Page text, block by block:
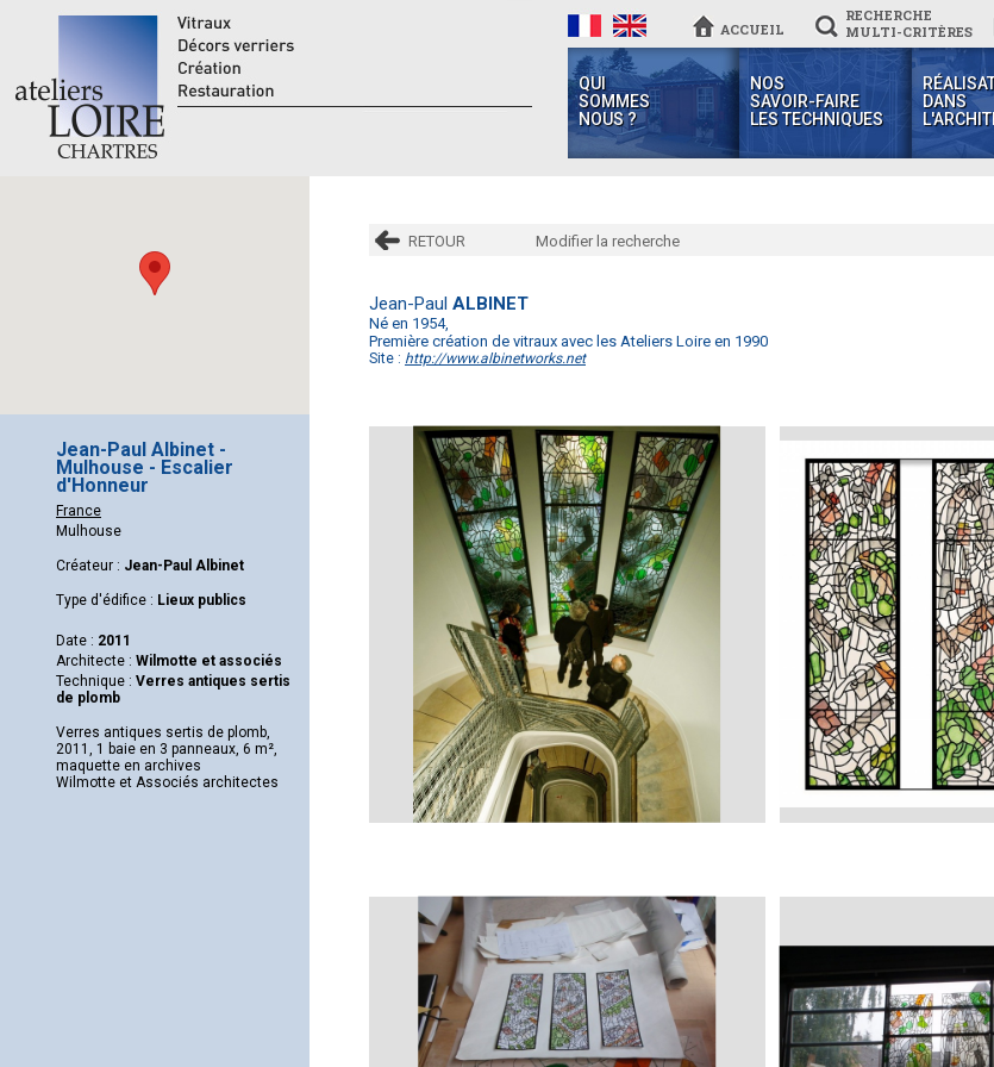
ACCUEIL
RECHERCHE
MULTI-CRITÈRES
QUI
SOMMES
NOUS ?
NOS
SAVOIR-FAIRE
LES TECHNIQUES
DANS
Jean-Paul Albinet -
Mulhouse - Escalier
d'Honneur
France
Mulhouse
Créateur : Jean-Paul Albinet
Type d'édifice : Lieux publics
Date : 2011
Architecte : Wilmotte et associés
Technique : Verres antiques sertis
de plomb
Verres antiques sertis de plomb,
2011, 1 baie en 3 panneaux, 6 m²,
maquette en archives
Wilmotte et Associés architectes
RETOUR Modifier la recherche
Jean-Paul ALBINET
Né en 1954,
Première création de vitraux avec les Ateliers Loire en 1990
Site : http://www.albinetworks.net